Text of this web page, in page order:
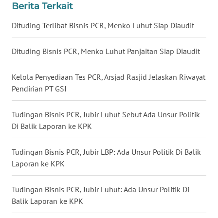
Berita Terkait
Dituding Terlibat Bisnis PCR, Menko Luhut Siap Diaudit
Dituding Bisnis PCR, Menko Luhut Panjaitan Siap Diaudit
Kelola Penyediaan Tes PCR, Arsjad Rasjid Jelaskan Riwayat
Pendirian PT GSI
Tudingan Bisnis PCR, Jubir Luhut Sebut Ada Unsur Politik
Di Balik Laporan ke KPK
Tudingan Bisnis PCR, Jubir LBP: Ada Unsur Politik Di Balik
Laporan ke KPK
Tudingan Bisnis PCR, Jubir Luhut: Ada Unsur Politik Di
Balik Laporan ke KPK
BABEL
WN
WN
WN
BENGKULU
WN
LAMPUNG
WN
JATENG